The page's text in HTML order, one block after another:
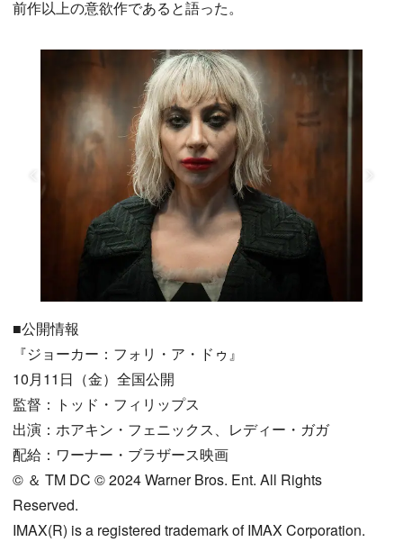
前作以上の意欲作であると語った。
■公開情報
『ジョーカー：フォリ・ア・ドゥ』
10月11日（金）全国公開
監督：トッド・フィリップス
出演：ホアキン・フェニックス、レディー・ガガ
配給：ワーナー・ブラザース映画
©︎ ＆ TM DC ©︎ 2024 Warner Bros. Ent. All Rights
Reserved.
IMAX(R) is a registered trademark of IMAX Corporation.